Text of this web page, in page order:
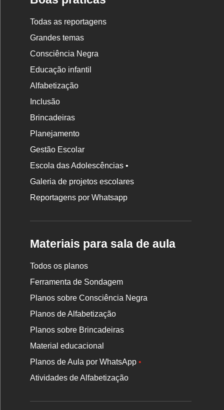
Todas as reportagens
Grandes temas
Consciência Negra
Educação infantil
Alfabetização
Inclusão
Brincadeiras
Planejamento
Gestão Escolar
Escola das Adolescências •
Galeria de projetos escolares
Reportagens por Whatsapp
Materiais para sala de aula
Todos os planos
Ferramenta de Sondagem
Planos sobre Consciência Negra
Planos de Alfabetização
Planos sobre Brincadeiras
Material educacional
Planos de Aula por WhatsApp•
Atividades de Alfabetização